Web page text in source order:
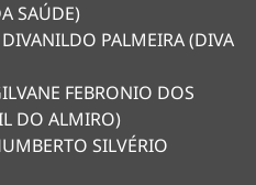
SAÚDE)
PALMEIRA (DIVA
FEBRONIO DOS
DO ALMIRO)
SILVÉRIO